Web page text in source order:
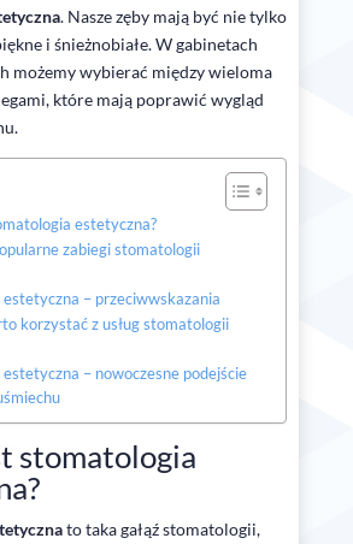
. Nasze zęby mają być nie tylko
i śnieżnobiałe. W gabinetach
możemy wybierać między wieloma
które mają poprawić wygląd
estetyczna?
zabiegi stomatologii
– przeciwwskazania
korzystać z usług stomatologii
– nowoczesne podejście
stomatologia
to taka gałąź stomatologii,